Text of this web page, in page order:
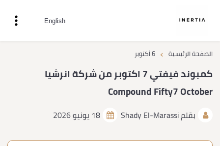
English
الصفحة الرئيسية › 6 أكتوبر
كمبوند فيفتي 7 اكتوبر من شركة انرشيا
Compound Fifty7 October
بقلمShady El-Marassi 18 يونيو 2026